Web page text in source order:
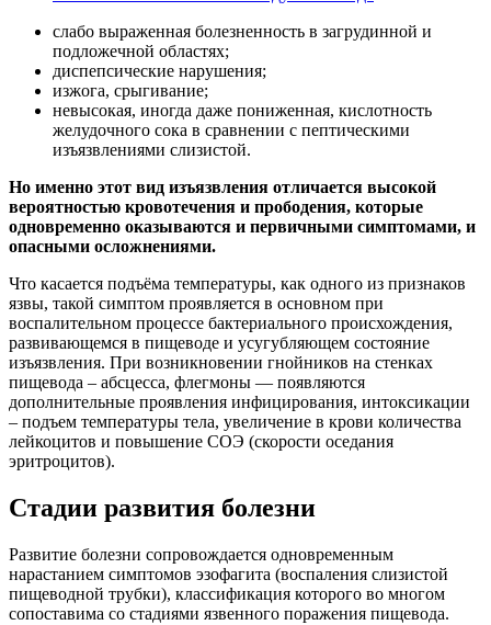
слабо выраженная болезненность в загрудинной и
подложечной областях;
диспепсические нарушения;
изжога, срыгивание;
невысокая, иногда даже пониженная, кислотность
желудочного сока в сравнении с пептическими
изъязвлениями слизистой.
Но именно этот вид изъязвления отличается высокой
вероятностью кровотечения и прободения, которые
одновременно оказываются и первичными симптомами, и
опасными осложнениями.
Что касается подъёма температуры, как одного из признаков
язвы, такой симптом проявляется в основном при
воспалительном процессе бактериального происхождения,
развивающемся в пищеводе и усугубляющем состояние
изъязвления. При возникновении гнойников на стенках
пищевода – абсцесса, флегмоны — появляются
дополнительные проявления инфицирования, интоксикации
– подъем температуры тела, увеличение в крови количества
лейкоцитов и повышение СОЭ (скорости оседания
эритроцитов).
Стадии развития болезни
Развитие болезни сопровождается одновременным
нарастанием симптомов эзофагита (воспаления слизистой
пищеводной трубки), классификация которого во многом
сопоставима со стадиями язвенного поражения пищевода.